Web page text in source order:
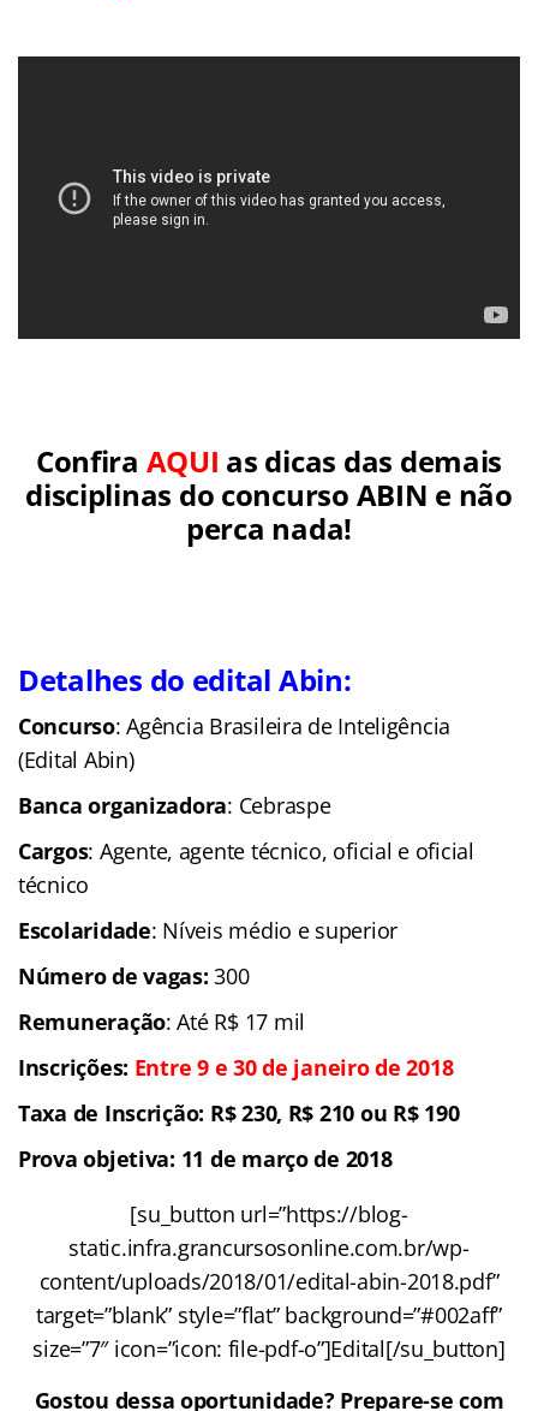
Confira AQUI as dicas das demais
disciplinas do concurso ABIN e não
perca nada!
Detalhes do edital Abin:
Concurso: Agência Brasileira de Inteligência
(Edital Abin)
Banca organizadora: Cebraspe
Cargos: Agente, agente técnico, oficial e oficial
técnico
Escolaridade: Níveis médio e superior
Número de vagas: 300
Remuneração: Até R$ 17 mil
Inscrições: Entre 9 e 30 de janeiro de 2018
Taxa de Inscrição: R$ 230, R$ 210 ou R$ 190
Prova objetiva: 11 de março de 2018
[su_button url=”https://blog-
static.infra.grancursosonline.com.br/wp-
content/uploads/2018/01/edital-abin-2018.pdf”
target=”blank” style=”flat” background=”#002aff”
size=”7″ icon=”icon: file-pdf-o”]Edital[/su_button]
Gostou dessa oportunidade? Prepare-se com